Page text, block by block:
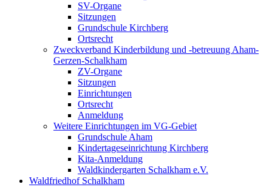
SV-Organe
Sitzungen
Grundschule Kirchberg
Ortsrecht
Zweckverband Kinderbildung und -betreuung Aham-
Gerzen-Schalkham
ZV-Organe
Sitzungen
Einrichtungen
Ortsrecht
Anmeldung
Weitere Einrichtungen im VG-Gebiet
Grundschule Aham
Kindertageseinrichtung Kirchberg
Kita-Anmeldung
Waldkindergarten Schalkham e.V.
Waldfriedhof Schalkham